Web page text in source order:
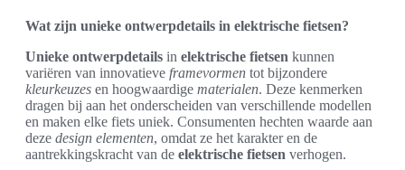
Wat zijn unieke ontwerpdetails in elektrische fietsen?
Unieke ontwerpdetails in elektrische fietsen kunnen
variëren van innovatieve framevormen tot bijzondere
kleurkeuzes en hoogwaardige materialen. Deze kenmerken
dragen bij aan het onderscheiden van verschillende modellen
en maken elke fiets uniek. Consumenten hechten waarde aan
deze design elementen, omdat ze het karakter en de
aantrekkingskracht van de elektrische fietsen verhogen.